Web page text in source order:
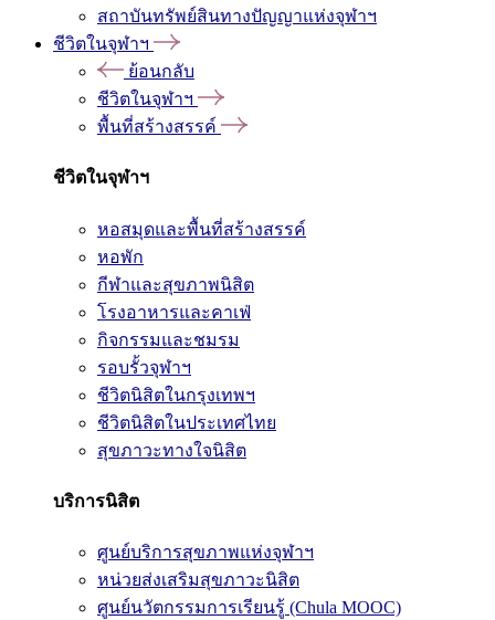
สถาบันทรัพย์สินทางปัญญาแห่งจุฬาฯ
ชีวิตในจุฬาฯ
ย้อนกลับ
ชีวิตในจุฬาฯ
พื้นที่สร้างสรรค์
ชีวิตในจุฬาฯ
หอสมุดและพื้นที่สร้างสรรค์
หอพัก
กีฬาและสุขภาพนิสิต
โรงอาหารและคาเฟ่
กิจกรรมและชมรม
รอบรั้วจุฬาฯ
ชีวิตนิสิตในกรุงเทพฯ
ชีวิตนิสิตในประเทศไทย
สุขภาวะทางใจนิสิต
บริการนิสิต
ศูนย์บริการสุขภาพแห่งจุฬาฯ
หน่วยส่งเสริมสุขภาวะนิสิต
ศูนย์นวัตกรรมการเรียนรู้ (Chula MOOC)